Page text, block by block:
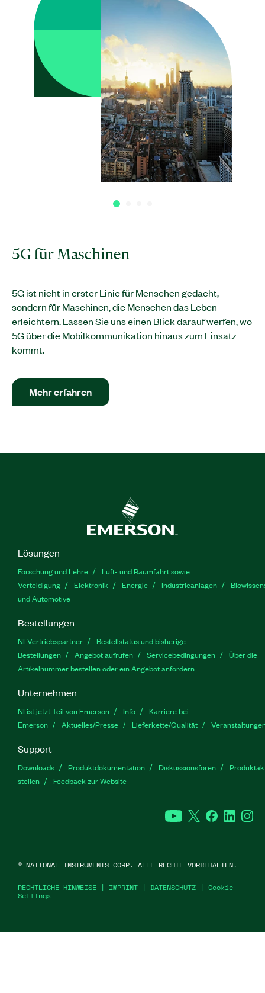
5G für Maschinen
5G ist nicht in erster Linie für Menschen gedacht,
sondern für Maschinen, die Menschen das Leben
erleichtern. Lassen Sie uns einen Blick darauf werfen, wo
5G über die Mobilkommunikation hinaus zum Einsatz
kommt.
Mehr erfahren
Lösungen
Forschung und Lehre
Luft- und Raumfahrt sowie
Verteidigung
Elektronik Energie Industrieanlagen
und Automotive
Bestellungen
NI-Vertriebspartner
Bestellstatus und bisherige
Bestellungen
Angebot aufrufen Servicebedingungen
Über die
Artikelnummer bestellen oder ein Angebot anfordern
Unternehmen
NI ist jetzt Teil von Emerson Info
Karriere bei
Emerson
Aktuelles/Presse Lieferkette/Qualität
Support
Downloads Produktdokumentation Diskussionsforen
stellen
Feedback zur Website
YouTubeTwitterFacebook
RECHTLICHE HINWEISE | IMPRINT | DATENSCHUTZ | Cookie
Settings
© NATIONAL INSTRUMENTS CORP. ALLE RECHTE VORBEHALTEN.